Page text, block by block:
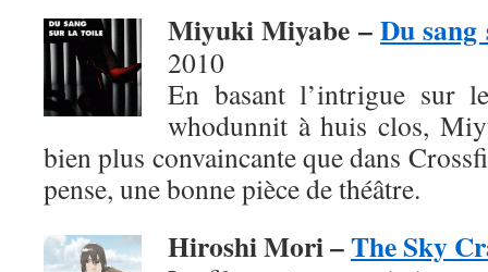
Miyuki Miyabe –Du
2010
En basant l’intrigue sur
whodunnit à huis clos,
bien plus convaincante que dans
pense, une bonne pièce de théâtre.
Hiroshi Mori –The Sky